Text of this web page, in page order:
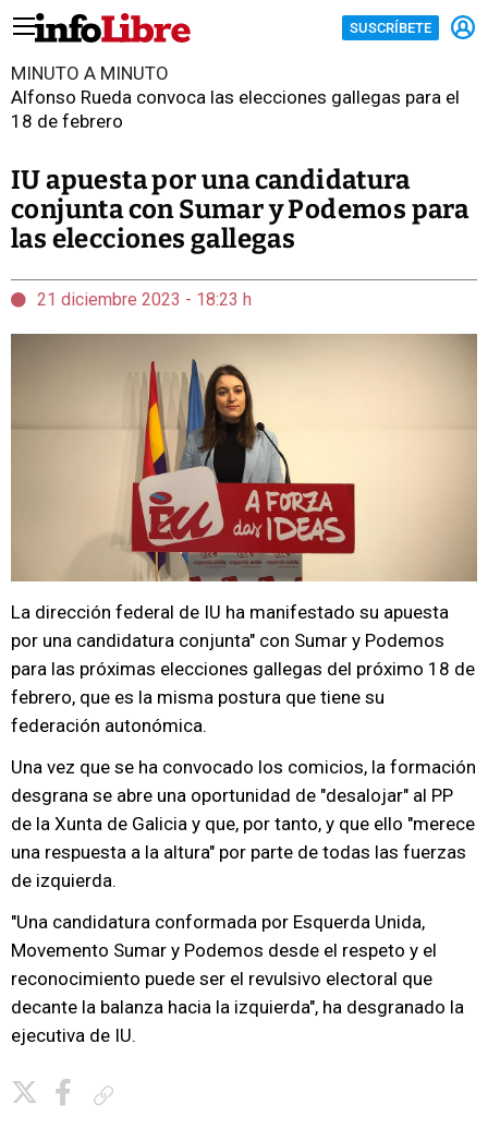
SUSCRÍBETE
MINUTO A MINUTO
Alfonso Rueda convoca las elecciones gallegas para el
18 de febrero
IU apuesta por una candidatura
conjunta con Sumar y Podemos para
las elecciones gallegas
21 diciembre 2023 - 18:23 h
La dirección federal de IU ha manifestado su apuesta
por una candidatura conjunta" con Sumar y Podemos
para las próximas elecciones gallegas del próximo 18 de
febrero, que es la misma postura que tiene su
federación autonómica.
Una vez que se ha convocado los comicios, la formación
desgrana se abre una oportunidad de "desalojar" al PP
de la Xunta de Galicia y que, por tanto, y que ello "merece
una respuesta a la altura" por parte de todas las fuerzas
de izquierda.
"Una candidatura conformada por Esquerda Unida,
Movemento Sumar y Podemos desde el respeto y el
reconocimiento puede ser el revulsivo electoral que
decante la balanza hacia la izquierda", ha desgranado la
ejecutiva de IU.